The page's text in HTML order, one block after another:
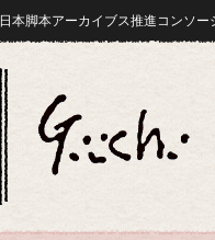
日本脚本アーカイブス推進コンソー